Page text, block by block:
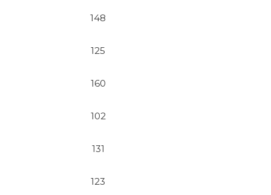
148
125
160
102
131
123